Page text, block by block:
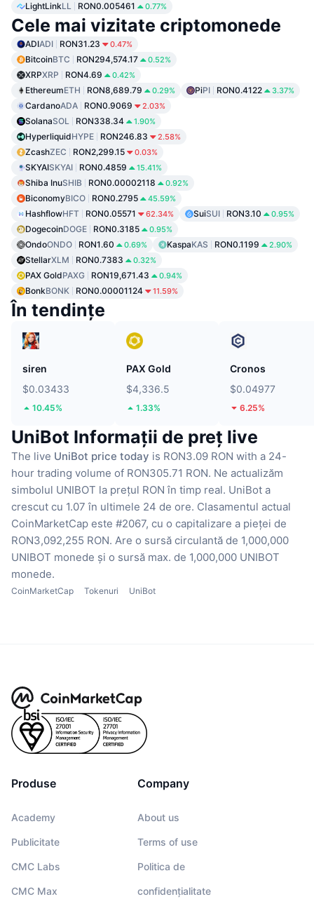
LightLinkLL RON0.005461 0.77%
Cele mai vizitate criptomonede
ADIADI RON31.23 0.47%
BitcoinBTC RON294,574.17 0.52%
XRPXRP RON4.69 0.42%
EthereumETH RON8,689.79 0.29% PiPI RON0.4122 3.37%
CardanoADA RON0.9069 2.03%
SolanaSOL RON338.34 1.90%
HyperliquidHYPE RON246.83 2.58%
ZcashZEC RON2,299.15 0.03%
SKYAISKYAI RON0.4859 15.41%
Shiba InuSHIB RON0.00002118 0.92%
BiconomyBICO RON0.2795 45.59%
HashflowHFT RON0.05571 62.34% SuiSUI RON3.10 0.95%
DogecoinDOGE RON0.3185 0.95%
OndoONDO RON1.60 0.69% KaspaKAS RON0.1199 2.90%
StellarXLM RON0.7383 0.32%
PAX GoldPAXG RON19,671.43 0.94%
BonkBONK RON0.00001124 11.59%
În tendințe
siren
$0.03433
10.45%
PAX Gold
$4,336.5
1.33%
Cronos
$0.04977
6.25%
UniBot Informații de preț live
The live UniBot price today is RON3.09 RON with a 24-
hour trading volume of RON305.71 RON. Ne actualizăm
simbolul UNIBOT la prețul RON în timp real. UniBot a
crescut cu 1.07 în ultimele 24 de ore. Clasamentul actual
CoinMarketCap este #2067, cu o capitalizare a pieței de
RON3,092,255 RON. Are o sursă circulantă de 1,000,000
UNIBOT monede și o sursă max. de 1,000,000 UNIBOT
monede.
CoinMarketCap Tokenuri UniBot
Produse
Academy
Publicitate
CMC Labs
CMC Max
Company
About us
Terms of use
Politica de
confidențialitate